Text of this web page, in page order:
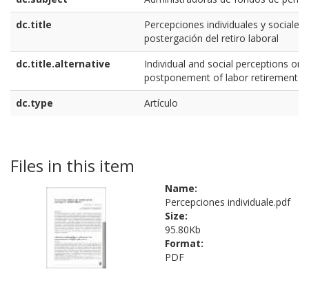
dc.title
Percepciones individuales y sociales
postergación del retiro laboral
dc.title.alternative
Individual and social perceptions on
postponement of labor retirement
dc.type
Artículo
Files in this item
Name:
Percepciones individuale.pdf
Size:
95.80Kb
Format:
PDF